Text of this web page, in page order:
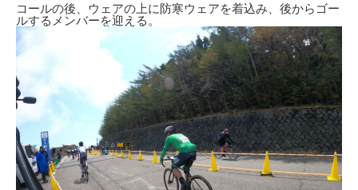
コールの後、ウェアの上に防寒ウェアを着込み、後からゴー
ルするメンバーを迎える。